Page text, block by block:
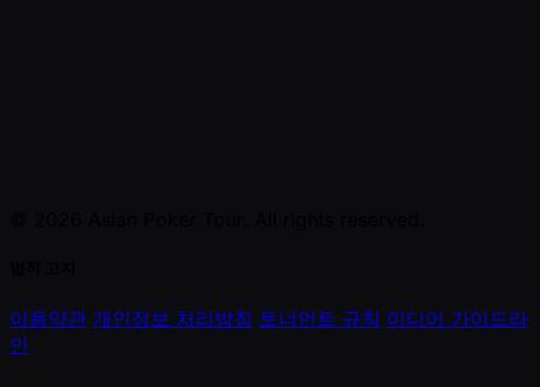
이용약관 개인정보 처리방침 토너먼트 규칙 미디어 가이드라
인